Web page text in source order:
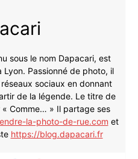
sous le nom Dapacari, est
Passionné de photo, il
sociaux en donnant
de la légende. Le titre de
Comme… » Il partage ses
la-photo-de-rue.com et
https://blog.dapacari.fr